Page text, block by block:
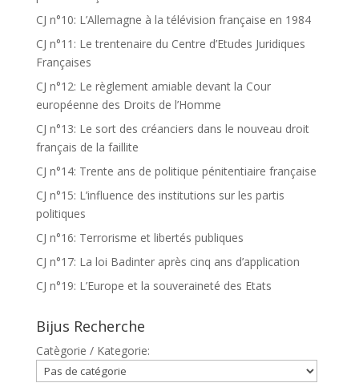
CJ n°10: L’Allemagne à la télévision française en 1984
CJ n°11: Le trentenaire du Centre d’Etudes Juridiques
Françaises
CJ n°12: Le règlement amiable devant la Cour
européenne des Droits de l’Homme
CJ n°13: Le sort des créanciers dans le nouveau droit
français de la faillite
CJ n°14: Trente ans de politique pénitentiaire française
CJ n°15: L’influence des institutions sur les partis
politiques
CJ n°16: Terrorisme et libertés publiques
CJ n°17: La loi Badinter après cinq ans d’application
CJ n°19: L’Europe et la souveraineté des Etats
Bijus Recherche
Catègorie / Kategorie: